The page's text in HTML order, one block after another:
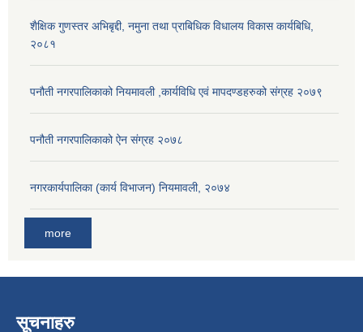
शैक्षिक गुणस्तर अभिबृद्दी, नमुना तथा प्राबिधिक विधालय विकास कार्यबिधि,
२०८१
पनौती नगरपालिकाको नियमावली ,कार्यविधि एवं मापदण्डहरुको संग्रह २०७९
पनौती नगरपालिकाको ऐन संग्रह २०७८
नगरकार्यपालिका (कार्य विभाजन) नियमावली, २०७४
more
सूचनाहरु